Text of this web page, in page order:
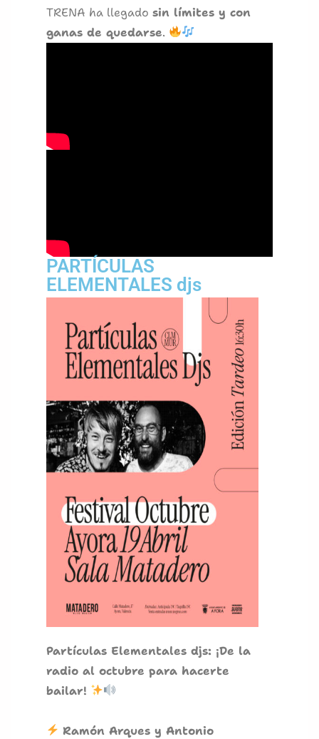
TRENA ha llegado sin límites y con
ganas de quedarse.
PARTÍCULAS
ELEMENTALES djs
Partículas Elementales djs: ¡De la
radio al octubre para hacerte
bailar!
Ramón Arques y Antonio